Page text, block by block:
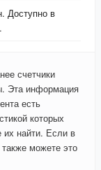
сайты
Доступно в
счетчики
Эта информация
есть
которых
их найти. Если в
можете это